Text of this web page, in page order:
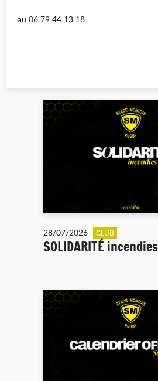
au 06 79 44 13 18.
28/07/2026 CLUB
SOLIDARITÉ incendies